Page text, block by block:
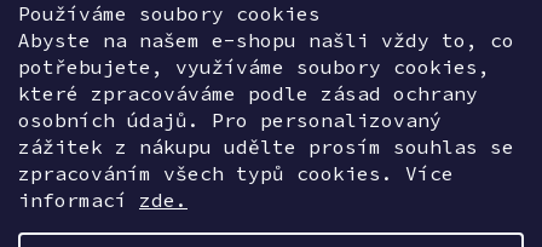
Používáme soubory cookies
Abyste na našem e-shopu našli vždy to, co
potřebujete, využíváme soubory cookies,
které zpracováváme podle zásad ochrany
osobních údajů. Pro personalizovaný
zážitek z nákupu udělte prosím souhlas se
zpracováním všech typů cookies. Více
informací zde.
Avant Skincare
Sonnentor
Kontaktujte nás